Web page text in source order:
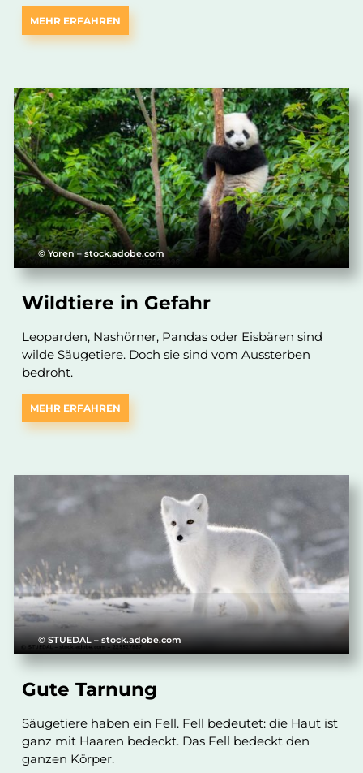
MEHR ERFAHREN
© Yoren – stock.adobe.com
Wildtiere in Gefahr
Leoparden, Nashörner, Pandas oder Eisbären sind
wilde Säugetiere. Doch sie sind vom Aussterben
bedroht.
MEHR ERFAHREN
© STUEDAL – stock.adobe.com
Gute Tarnung
Säugetiere haben ein Fell. Fell bedeutet: die Haut ist
ganz mit Haaren bedeckt. Das Fell bedeckt den
ganzen Körper.